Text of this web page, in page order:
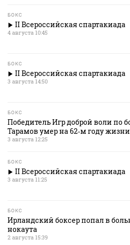
БОКС
II Всероссийская спартакиада
4 августа 10:45
БОКС
II Всероссийская спартакиада
3 августа 14:50
БОКС
Победитель Игр доброй воли по
Тарамов умер на 62‑м году жизни
3 августа 12:25
БОКС
II Всероссийская спартакиада
3 августа 11:25
БОКС
Ирландский боксер попал в
нокаута
2 августа 15:39